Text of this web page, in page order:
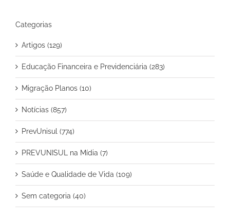
Categorias
Artigos (129)
Educação Financeira e Previdenciária (283)
Migração Planos (10)
Notícias (857)
PrevUnisul (774)
PREVUNISUL na Mídia (7)
Saúde e Qualidade de Vida (109)
Sem categoria (40)